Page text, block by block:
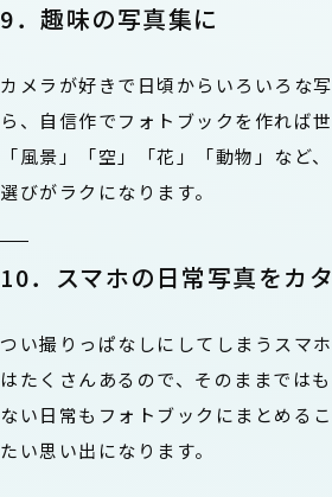
9．趣味の写真集に
カメラが好きで日頃からいろいろな
ら、自信作でフォトブックを作れば
「風景」「空」「花」「動物」など
選びがラクになります。
10．スマホの日常写真をカ
つい撮りっぱなしにしてしまうスマ
はたくさんあるので、そのままでは
ない日常もフォトブックにまとめる
たい思い出になります。